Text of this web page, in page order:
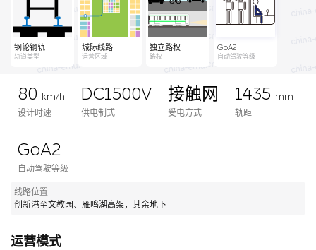
钢轮钢轨
轨道类型
城际线路
运营区域
独立路权
路权
GoA2
自动驾驶等级
80
km/h
设计时速
DC1500V
供电制式
接触网
受电方式
1435 mm
轨距
GoA2
自动驾驶等级
线路位置
创新港至文教园、雁鸣湖高架，其余地下
运营模式